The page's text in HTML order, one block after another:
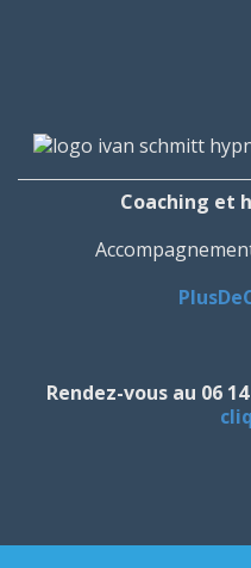
Coaching et
Rendez-vous au 06